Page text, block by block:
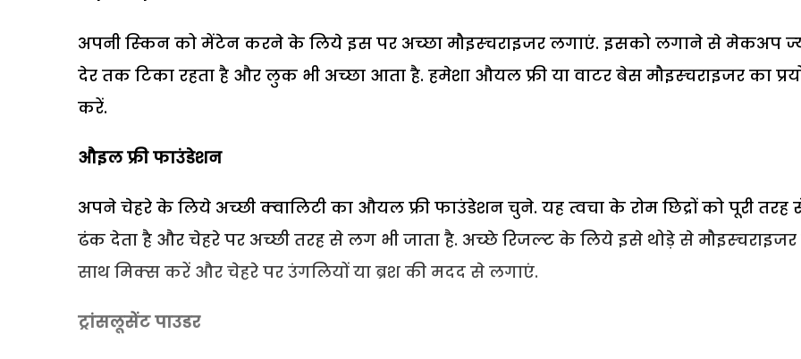
अपनी स्‍किन को मेंटेन करने के लिये इस पर अच्‍छा मौइस्‍चराइजर लगाएं. इसको लगाने से मेकअप
देर तक टिका रहता है और लुक भी अच्‍छा आता है. हमेशा औयल फ्री या वाटर बेस मौइस्‍चराइजर का
करें.
औइल फ्री फाउंडेशन
अपने चेहरे के लिये अच्‍छी क्‍वालिटी का औयल फ्री फाउंडेशन चुने. यह त्‍वचा के रोम छिद्रों को पूरी तरह
ढंक देता है और चेहरे पर अच्‍छी तरह से लग भी जाता है. अच्‍छे रिजल्‍ट के लिये इसे थोड़े से
साथ मिक्‍स करें और चेहरे पर उंगलियों या ब्रश की मदद से लगाएं.
ट्रांसलूसेंट पाउडर